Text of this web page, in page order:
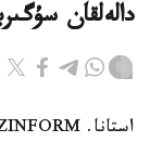
دالەلقان